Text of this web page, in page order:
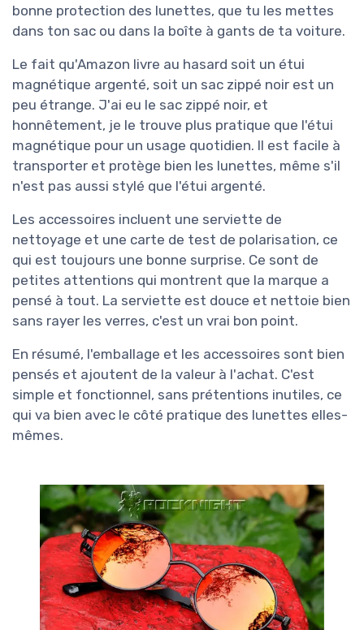
bonne protection des lunettes, que tu les mettes
dans ton sac ou dans la boîte à gants de ta voiture.
Le fait qu'Amazon livre au hasard soit un étui
magnétique argenté, soit un sac zippé noir est un
peu étrange. J'ai eu le sac zippé noir, et
honnêtement, je le trouve plus pratique que l'étui
magnétique pour un usage quotidien. Il est facile à
transporter et protège bien les lunettes, même s'il
n'est pas aussi stylé que l'étui argenté.
Les accessoires incluent une serviette de
nettoyage et une carte de test de polarisation, ce
qui est toujours une bonne surprise. Ce sont de
petites attentions qui montrent que la marque a
pensé à tout. La serviette est douce et nettoie bien
sans rayer les verres, c'est un vrai bon point.
En résumé, l'emballage et les accessoires sont bien
pensés et ajoutent de la valeur à l'achat. C'est
simple et fonctionnel, sans prétentions inutiles, ce
qui va bien avec le côté pratique des lunettes elles-
mêmes.